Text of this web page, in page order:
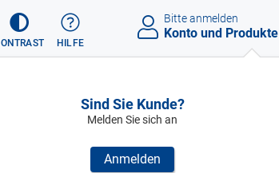
HILFE
Bitte anmelden
Konto und Produkte
Sind Sie Kunde?
Melden Sie sich an
AnmeldenVERWEISE